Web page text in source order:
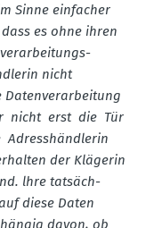
Sinne einfacher
es ohne ihren
nicht
Daten­ver­ar­beitung
nicht erst die Tür
der Klägerin
lhre tatsäch­
diese Daten
davon, ob